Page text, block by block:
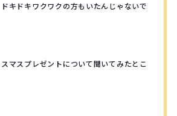
キドキワクワクの方もいたんじゃないで
マスプレゼントについて聞いてみたとこ